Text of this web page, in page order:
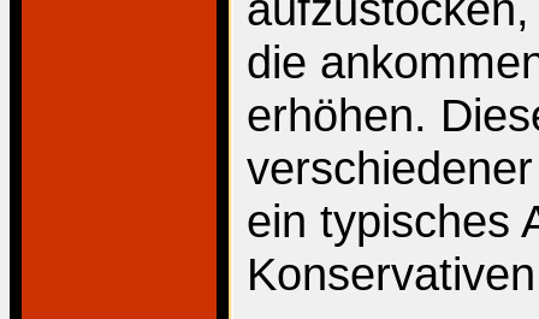
die
erhöhen.
ein typisches